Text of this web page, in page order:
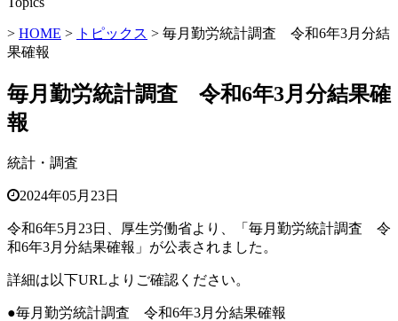
> HOME > トピックス > 毎月勤労統計調査 令和6年3月分結
果確報
毎月勤労統計調査 令和6年3月分結果確
報
統計・調査
2024年05月23日
令和6年5月23日、厚生労働省より、「毎月勤労統計調査 令
和6年3月分結果確報」が公表されました。
詳細は以下URLよりご確認ください。
●毎月勤労統計調査 令和6年3月分結果確報